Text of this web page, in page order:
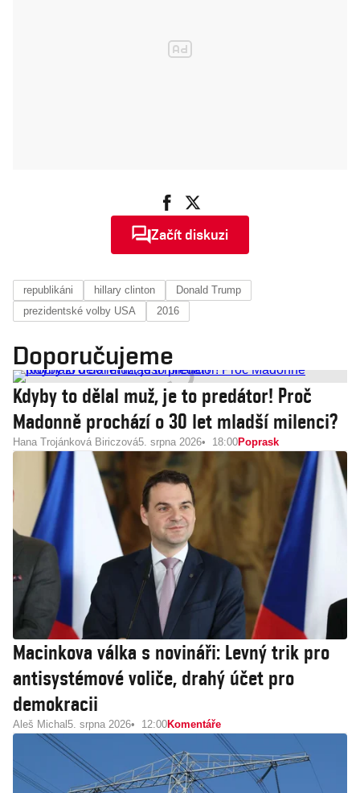
Začít diskuzi
republikáni hillary clinton
Donald Trump
prezidentské volby USA
2016
Doporučujeme
Kdyby to dělal muž, je to predátor! Proč
Madonně prochází o 30 let mladší milenci?
Hana Trojánková Biriczová5. srpna 2026 18:00Poprask
Macinkova válka s novináři: Levný trik pro
antisystémové voliče, drahý účet pro
demokracii
Aleš Michal 5. srpna 2026 12:00Komentáře